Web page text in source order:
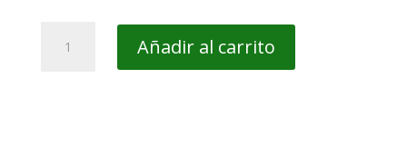
PLD2123
Añadir al carrito